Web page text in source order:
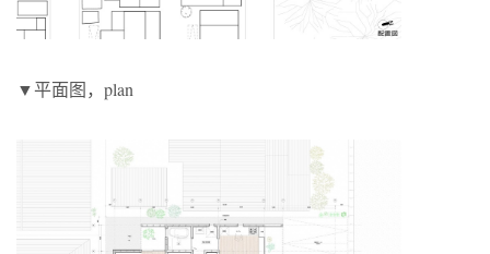
▼平面图，plan